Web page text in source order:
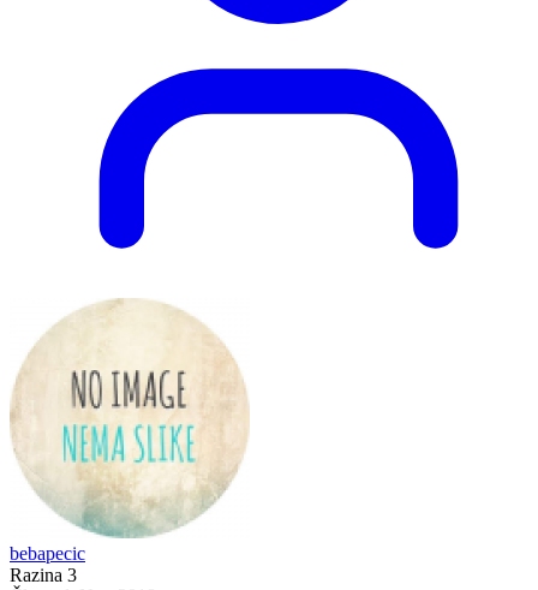
bebapecic
Razina 3